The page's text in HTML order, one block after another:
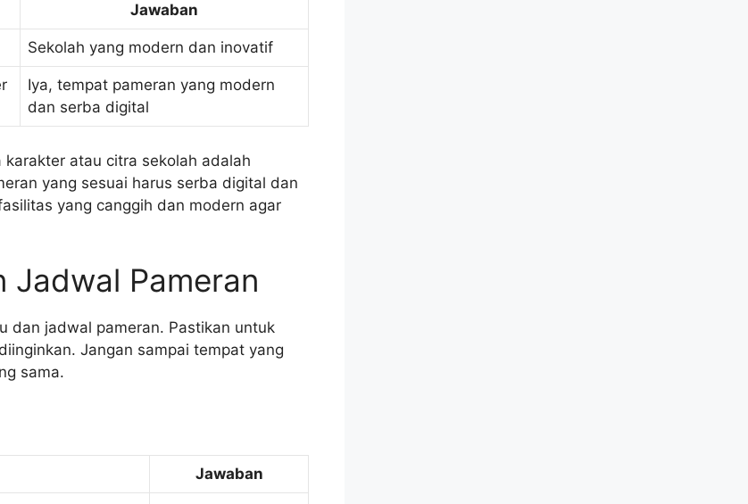
Jawaban
Sekolah yang modern dan inovatif
Iya, tempat pameran yang modern
dan serba digital
atau citra sekolah adalah
yang sesuai harus serba digital dan
yang canggih dan modern agar
Jadwal Pameran
dan jadwal pameran. Pastikan untuk
Jangan sampai tempat yang
sama.
Jawaban